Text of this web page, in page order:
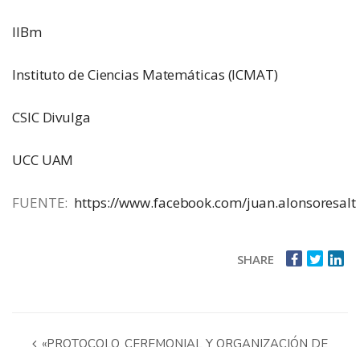
IIBm
Instituto de Ciencias Matemáticas (ICMAT)
CSIC Divulga
UCC UAM
FUENTE: https://www.facebook.com/juan.alonsoresalt
SHARE